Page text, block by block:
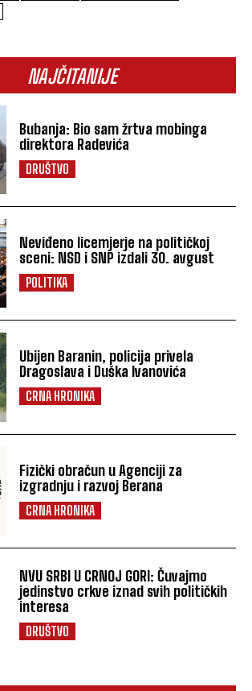
NAJČITANIJE
Bubanja: Bio sam žrtva mobinga
direktora Radevića
DRUŠTVO
Neviđeno licemjerje na političkoj
sceni: NSD i SNP izdali 30. avgust
POLITIKA
Ubijen Baranin, policija privela
Dragoslava i Duška Ivanovića
CRNA HRONIKA
Fizički obračun u Agenciji za
izgradnju i razvoj Berana
CRNA HRONIKA
NVU SRBI U CRNOJ GORI: Čuvajmo
jedinstvo crkve iznad svih političkih
interesa
DRUŠTVO